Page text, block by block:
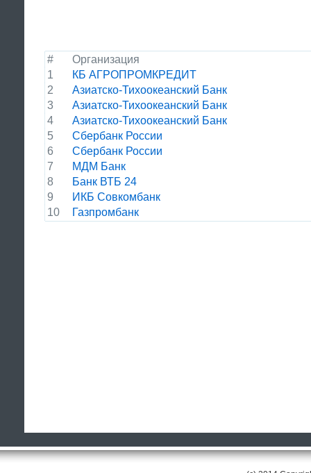
#
Организация
1
КБ АГРОПРОМКРЕДИТ
2
Азиатско-Тихоокеанский Банк
3
Азиатско-Тихоокеанский Банк
4
Азиатско-Тихоокеанский Банк
5
Сбербанк России
6
Сбербанк России
7
МДМ Банк
8
Банк ВТБ 24
9
ИКБ Совкомбанк
10
Газпромбанк